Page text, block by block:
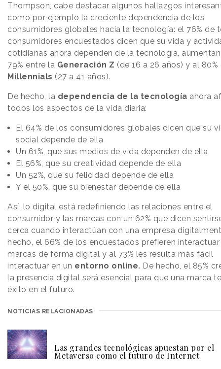
Thompson, cabe destacar algunos hallazgos
como por ejemplo la creciente dependencia de los
consumidores globales hacia la tecnología: el 76% de
consumidores encuestados dicen que su vida y
cotidianas ahora dependen de la tecnología,
79% entre la Generación Z (de 16 a 26 años) y al 80%
Millennials (27 a 41 años).
De hecho, la dependencia de la tecnología ahora
todos los aspectos de la vida diaria:
El 64% de los consumidores globales dicen que su
social depende de ella
Un 61%, que sus medios de vida dependen de ella
El 56%, que su creatividad depende de ella
Un 52%, que su felicidad depende de ella
Y el 50%, que su bienestar depende de ella
Así, lo digital está redefiniendo las relaciones entre el
consumidor y las marcas con un 62% que dicen
cerca cuando interactúan con una empresa
hecho, el 66% de los encuestados prefieren
marcas de forma digital y al 73% les resulta más fácil
interactuar en un entorno online. De hecho, el 85%
la presencia digital será esencial para que una marca
éxito en el futuro.
NOTICIAS RELACIONADAS
Las grandes tecnológicas apuestan por el
Metaverso como el futuro de Internet